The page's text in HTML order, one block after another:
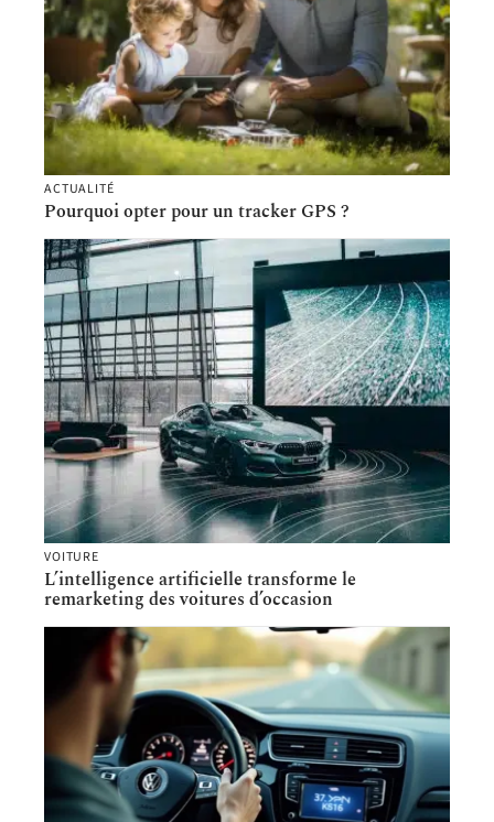
ACTUALITÉ
Pourquoi opter pour un tracker GPS ?
VOITURE
L’intelligence artificielle transforme le
remarketing des voitures d’occasion